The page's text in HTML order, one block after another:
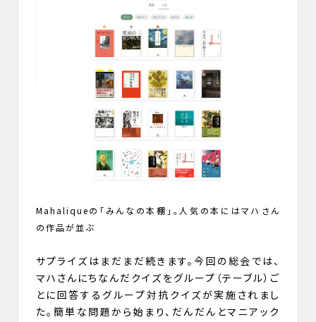
Mahaliqueの「みんなの本棚」。人気の本にはマハさん
の作品が並ぶ
サプライズはまだまだ続きます。今回の総会では、
マハさんにちなんだクイズをグループ（テーブル）ご
とに回答するグループ対抗クイズが実施されまし
た。簡単な問題から始まり、だんだんとマニアック